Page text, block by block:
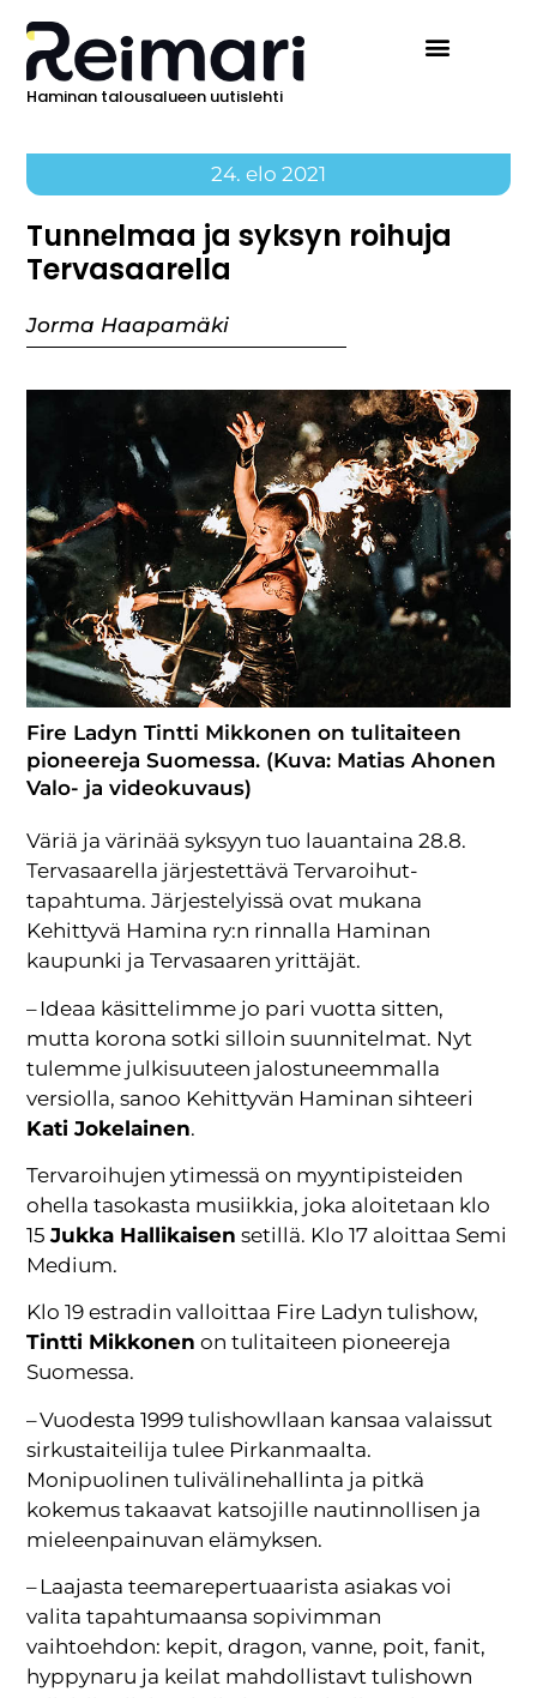
Haminan talousalueen uutislehti
24. elo 2021
Tunnelmaa ja syksyn roihuja
Tervasaarella
Jorma Haapamäki
Fire Ladyn Tintti Mikkonen on tulitaiteen
pioneereja Suomessa. (Kuva: Matias Ahonen
Valo- ja videokuvaus)
Väriä ja värinää syksyyn tuo lauantaina 28.8.
Tervasaarella järjestettävä Tervaroihut-
tapahtuma. Järjestelyissä ovat mukana
Kehittyvä Hamina ry:n rinnalla Haminan
kaupunki ja Tervasaaren yrittäjät.
– Ideaa käsittelimme jo pari vuotta sitten,
mutta korona sotki silloin suunnitelmat. Nyt
tulemme julkisuuteen jalostuneemmalla
versiolla, sanoo Kehittyvän Haminan sihteeri
Kati Jokelainen.
Tervaroihujen ytimessä on myyntipisteiden
ohella tasokasta musiikkia, joka aloitetaan klo
15Jukka Hallikaisen setillä. Klo 17 aloittaa Semi
Medium.
Klo 19 estradin valloittaa Fire Ladyn tulishow,
Tintti Mikkonen on tulitaiteen pioneereja
Suomessa.
– Vuodesta 1999 tulishowllaan kansaa valaissut
sirkustaiteilija tulee Pirkanmaalta.
Monipuolinen tulivälinehallinta ja pitkä
kokemus takaavat katsojille nautinnollisen ja
mieleenpainuvan elämyksen.
– Laajasta teemarepertuaarista asiakas voi
valita tapahtumaansa sopivimman
vaihtoehdon: kepit, dragon, vanne, poit, fanit,
hyppynaru ja keilat mahdollistavt tulishown